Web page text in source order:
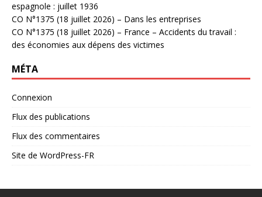
espagnole : juillet 1936
CO N°1375 (18 juillet 2026) – Dans les entreprises
CO N°1375 (18 juillet 2026) – France – Accidents du travail :
des économies aux dépens des victimes
MÉTA
Connexion
Flux des publications
Flux des commentaires
Site de WordPress-FR